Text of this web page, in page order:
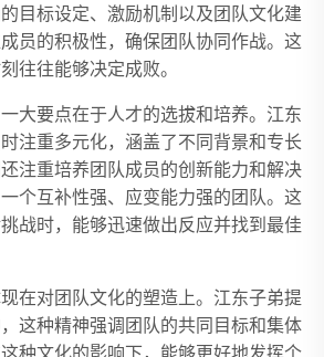
目标设定、激励机制以及团队文化建
员的积极性，确保团队协同作战。这
往往能够决定成败。
大要点在于人才的选拔和培养。江东
注重多元化，涵盖了不同背景和专长
注重培养团队成员的创新能力和解决
个互补性强、应变能力强的团队。这
战时，能够迅速做出反应并找到最佳
在对团队文化的塑造上。江东子弟提
这种精神强调团队的共同目标和集体